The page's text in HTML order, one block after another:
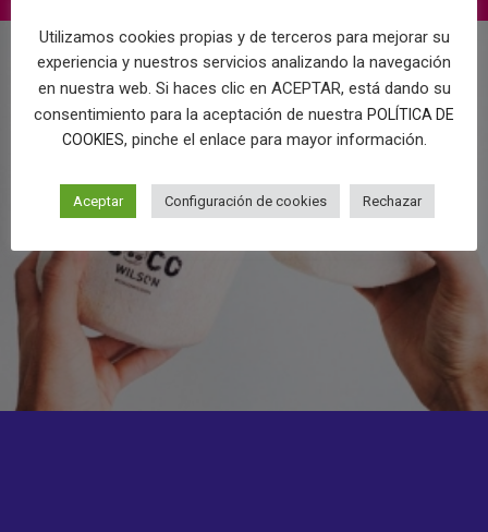
Utilizamos cookies propias y de terceros para mejorar su
experiencia y nuestros servicios analizando la navegación
en nuestra web. Si haces clic en ACEPTAR, está dando su
consentimiento para la aceptación de nuestra POLÍTICA DE
COOKIES, pinche el enlace para mayor información.
Aceptar Configuración de cookies Rechazar